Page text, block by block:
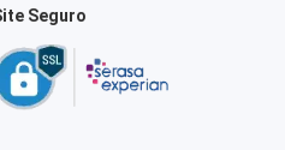
Seguro